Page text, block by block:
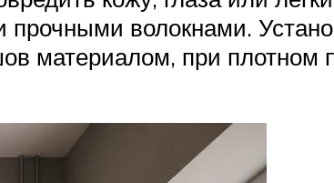
волокнами.
материалом, при плотном